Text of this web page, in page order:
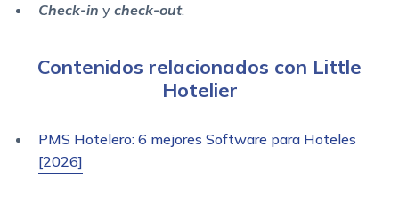
Check-in y check-out.
Contenidos relacionados con Little
Hotelier
PMS Hotelero: 6 mejores Software para Hoteles
[2026]